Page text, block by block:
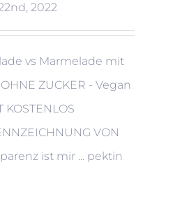
2022
vs Marmelade mit
ZUCKER - Vegan
KOSTENLOS
VON
ist mir ... pektin